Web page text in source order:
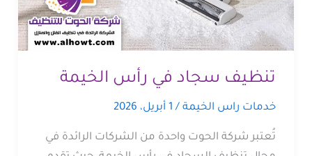
تنظيف سجاد في رأس الخيمة
خدمات راس الخيمة/ 1 أبريل، 2026
تُعتبر شركة الحوت واحدة من الشركات الرائدة في